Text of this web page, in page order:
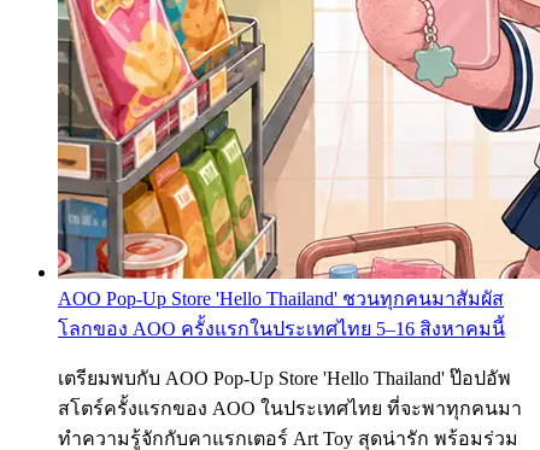
AOO Pop-Up Store 'Hello Thailand' ชวนทุกคนมาสัมผัส
โลกของ AOO ครั้งแรกในประเทศไทย 5–16 สิงหาคมนี้
เตรียมพบกับ AOO Pop-Up Store 'Hello Thailand' ป๊อปอัพ
สโตร์ครั้งแรกของ AOO ในประเทศไทย ที่จะพาทุกคนมา
ทำความรู้จักกับคาแรกเตอร์ Art Toy สุดน่ารัก พร้อมร่วม